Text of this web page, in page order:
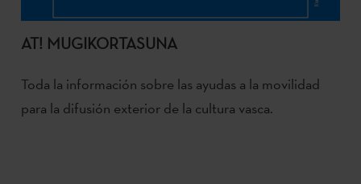
AT! MUGIKORTASUNA
Toda la información sobre las ayudas a la movilidad
para la difusión exterior de la cultura vasca.